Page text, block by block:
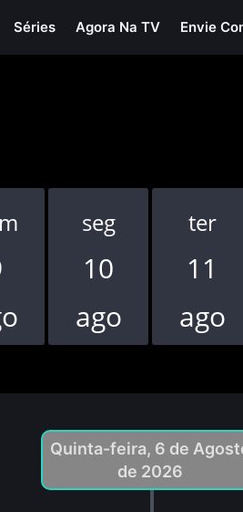
Séries Agora Na TV Envie
seg
10
ago
ter
11
ago
Quinta-feira, 6 de
de 2026